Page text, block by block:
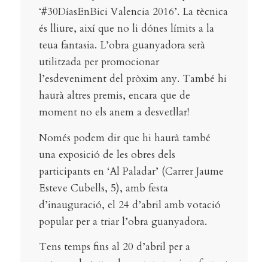
‘#30DíasEnBici Valencia 2016’. La tècnica
és lliure, així que no li dónes límits a la
teua fantasia. L’obra guanyadora serà
utilitzada per promocionar
l’esdeveniment del pròxim any. També hi
haurà altres premis, encara que de
moment no els anem a desvetllar!
Només podem dir que hi haurà també
una exposició de les obres dels
participants en ‘Al Paladar’ (Carrer Jaume
Esteve Cubells, 5), amb festa
d’inauguració, el 24 d’abril amb votació
popular per a triar l’obra guanyadora.
Tens temps fins al 20 d’abril per a